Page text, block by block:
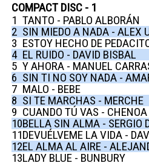
COMPACT DISC - 1
1 TANTO - PABLO ALBORÁN
2 SIN MIEDO A NADA - ALEX
3 ESTOY HECHO DE
4 EL RUIDO - DAVID BISBAL
5 Y AHORA - MANUEL
6 SIN TI NO SOY NADA -
7 MALO - BEBE
8 SI TE MARCHAS - MERCHE
9 CUANDO TÚ VAS - CHENOA
10BELLA SIN ALMA - SERGIO
11DEVUÉLVEME LA VIDA -
12EL ALMA AL AIRE -
13LADY BLUE - BUNBURY